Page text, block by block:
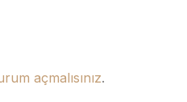
açmalısınız.